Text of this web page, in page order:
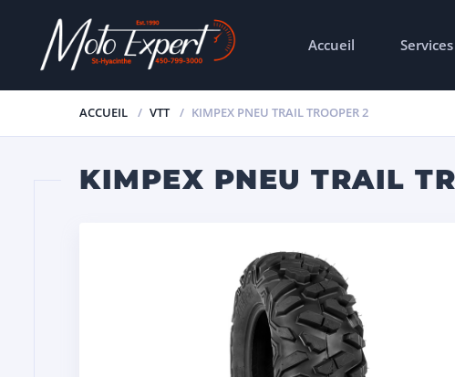
Accueil Services
ACCUEIL VTT KIMPEX PNEU TRAIL TROOPER 2
KIMPEX PNEU TRAIL